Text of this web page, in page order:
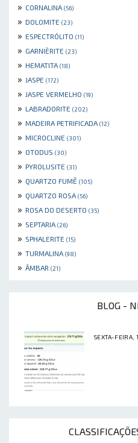
» CORNALINA (56)
» DOLOMITE (23)
» ESPECTRÓLITO (11)
» GARNIÈRITE (23)
» HEMATITA (18)
» JASPE (172)
» JASPE VERMELHO (19)
» LABRADORITE (202)
» MADEIRA PETRIFICADA (12)
» MICROCLINE (301)
» OTODUS (30)
» PYROLUSITE (31)
» QUARTZO FUMÊ (105)
» QUARTZO ROSA (56)
» ROSA DO DESERTO (35)
» SEPTARIA (26)
» SPHALERITE (15)
» TURMALINA (98)
» ÂMBAR (21)
BLOG -
SEXTA-FEIRA,